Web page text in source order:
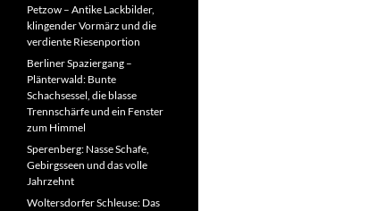
Petzow – Antike Lackbilder,
klingender Vormärz und die
verdiente Riesenportion
Berliner Spaziergang –
Plänterwald: Bunte
Schachsessel, die blasse
Trennschärfe und ein Fenster
zum Himmel
Sperenberg: Nasse Schafe,
Gebirgsseen und das volle
Jahrzehnt
Woltersdorfer Schleuse: Das